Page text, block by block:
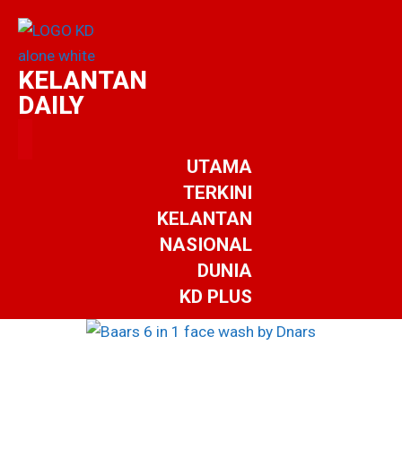
KELANTAN
DAILY
UTAMA
TERKINI
KELANTAN
NASIONAL
DUNIA
KD PLUS